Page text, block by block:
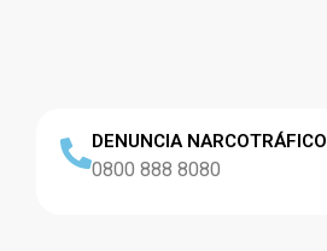
DENUNCIA NARCOTRÁFICO
0800 888 8080